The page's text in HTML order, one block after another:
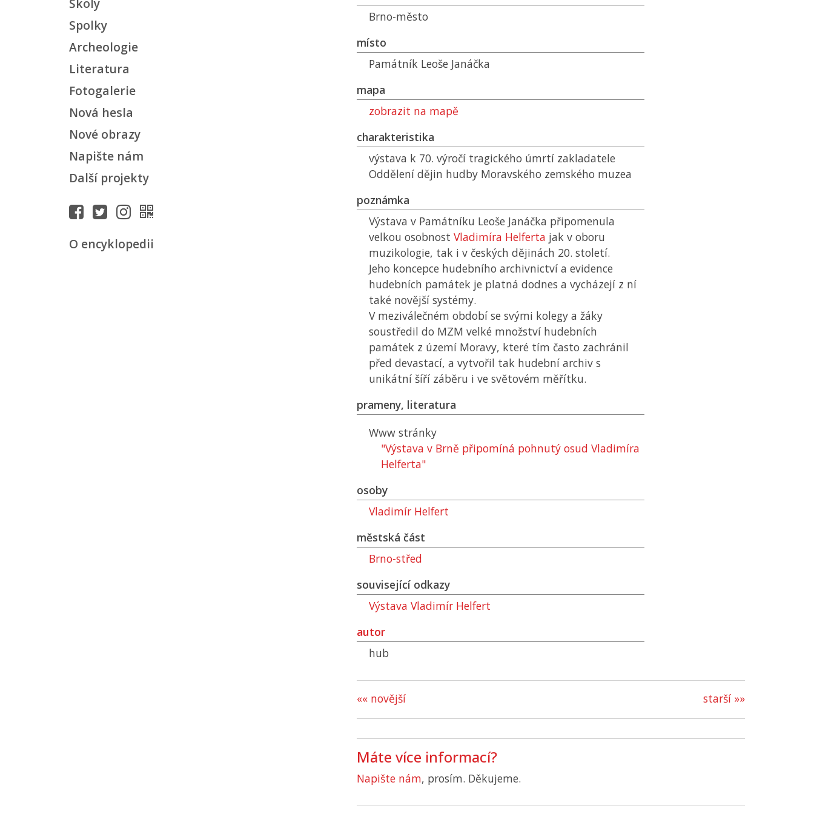
Školy
Spolky
Archeologie
Literatura
Fotogalerie
Nová hesla
Nové obrazy
Napište nám
Další projekty
O encyklopedii
Brno-město
místo
Památník Leoše Janáčka
mapa
zobrazit na mapě
charakteristika
výstava k 70. výročí tragického úmrtí zakladatele
Oddělení dějin hudby Moravského zemského muzea
poznámka
Výstava v Památníku Leoše Janáčka připomenula
velkou osobnost Vladimíra Helferta jak v oboru
muzikologie, tak i v českých dějinách 20. století.
Jeho koncepce hudebního archivnictví a evidence
hudebních památek je platná dodnes a vycházejí z ní
také novější systémy.
V meziválečném období se svými kolegy a žáky
soustředil do MZM velké množství hudebních
památek z území Moravy, které tím často zachránil
před devastací, a vytvořil tak hudební archiv s
unikátní šíří záběru i ve světovém měřítku.
prameny, literatura
Www stránky
"Výstava v Brně připomíná pohnutý osud Vladimíra
Helferta"
osoby
Vladimír Helfert
městská část
Brno-střed
související odkazy
Výstava Vladimír Helfert
autor
hub
starší »»
«« novější
Máte více informací?
Napište nám, prosím. Děkujeme.